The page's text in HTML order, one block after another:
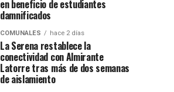
en beneficio de estudiantes
damnificados
COMUNALES hace 2 días
La Serena restablece la
conectividad con Almirante
Latorre tras más de dos semanas
de aislamiento